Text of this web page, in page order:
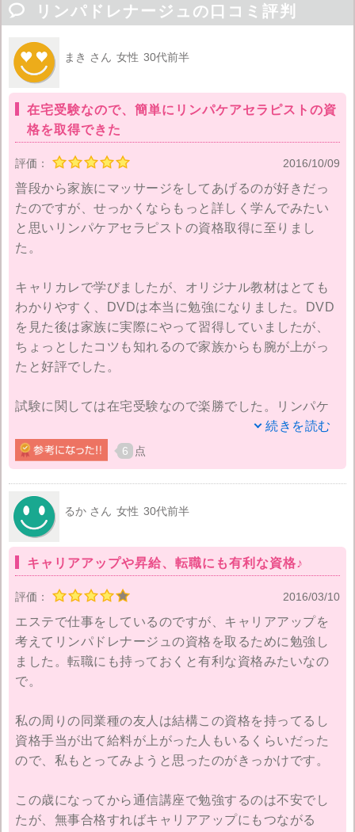
 リンパドレナージュの口コミ評判
まき さん 女性 30代前半
在宅受験なので、簡単にリンパケアセラピストの資
格を取得できた
評価： 2016/10/09
普段から家族にマッサージをしてあげるのが好きだっ
たのですが、せっかくならもっと詳しく学んでみたい
と思いリンパケアセラピストの資格取得に至りまし
た。
キャリカレで学びましたが、オリジナル教材はとても
わかりやすく、DVDは本当に勉強になりました。DVD
を見た後は家族に実際にやって習得していましたが、
ちょっとしたコツも知れるので家族からも腕が上がっ
たと好評でした。
試験に関しては在宅受験なので楽勝でした。リンパケ
アの資格なのに実技試験なくていいのかな…と正直思
いましたけど。以前薬膳の資格を取った時も在宅受験
だったのですが、資格は資格なので、在宅受験できる
資格をいろいろ取っていこうかなと思っています。
今までは家族のためにやってきましたが、エステ開業
の知識も知れて、想像していたより簡単にオープンで
きることがわかったので、子供がある程度大きくなっ
くなりました。
続きを読む
6 点
るか さん 女性 30代前半
キャリアアップや昇給、転職にも有利な資格♪
評価： 2016/03/10
エステで仕事をしているのですが、キャリアアップを
考えてリンパドレナージュの資格を取るために勉強し
ました。転職にも持っておくと有利な資格みたいなの
で。
私の周りの同業種の友人は結構この資格を持ってるし
資格手当が出て給料が上がった人もいるくらいだった
ので、私もとってみようと思ったのがきっかけです。
この歳になってから通信講座で勉強するのは不安でし
たが、無事合格すればキャリアアップにもつながる